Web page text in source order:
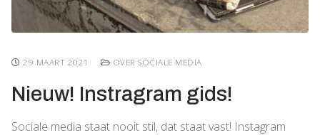
29 MAART 2021 OVER SOCIALE MEDIA
Nieuw! Instragram gids!
Sociale media staat nooit stil, dat staat vast! Instagram